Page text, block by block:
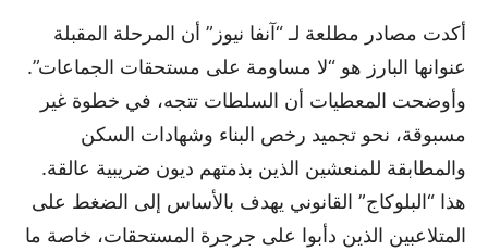
أكدت مصادر مطلعة لـ “آنفا نيوز” أن المرحلة المقبلة
عنوانها البارز هو “لا مساومة على مستحقات الجماعات”.
وأوضحت المعطيات أن السلطات تتجه، في خطوة غير
مسبوقة، نحو تجميد رخص البناء وشهادات السكن
والمطابقة للمنعشين الذين بذمتهم ديون ضريبية عالقة.
هذا “البلوكاج” القانوني يهدف بالأساس إلى الضغط على
المتلاعبين الذين دأبوا على جرجرة المستحقات، خاصة ما